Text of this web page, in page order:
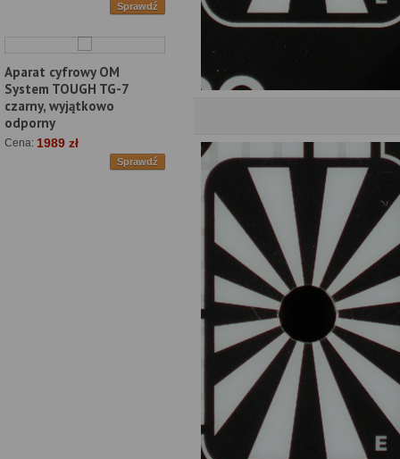
Sprawdź
Aparat cyfrowy OM
System TOUGH TG-7
czarny, wyjątkowo
odporny
Cena: 1989 zł
Sprawdź